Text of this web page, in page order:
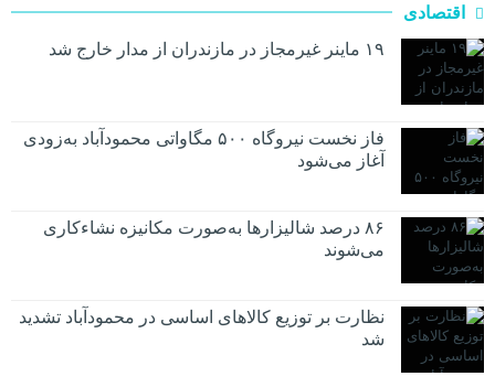
اقتصادی
۱۹ ماینر غیرمجاز در مازندران از مدار خارج شد
فاز نخست نیروگاه ۵۰۰ مگاواتی محمودآباد به‌زودی
آغاز می‌شود
۸۶ درصد شالیزارها به‌صورت مکانیزه نشاءکاری
می‌شوند
نظارت بر توزیع کالا‌های اساسی در محمودآباد تشدید
شد